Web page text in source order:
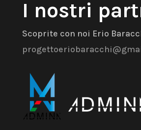
I nostri
Scoprite con noi Erio